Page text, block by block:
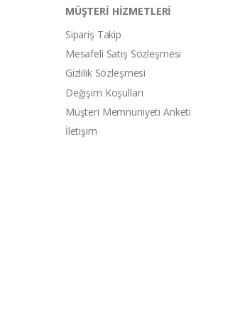
MÜŞTERİ HİZMETLERİ
Sipariş Takip
Mesafeli Satış Sözleşmesi
Gizlilik Sözleşmesi
Değişim Koşulları
Müşteri Memnuniyeti Anketi
İletişim